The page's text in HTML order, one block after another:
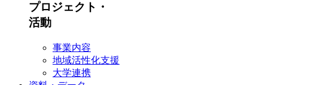
プロジェクト・
活動
事業内容
地域活性化支援
大学連携